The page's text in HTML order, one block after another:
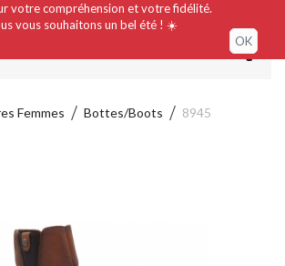
votre compréhension et votre fidélité.
vous souhaitons un bel été ! ☀️
OK
Femmes Bottes/Boots 8945